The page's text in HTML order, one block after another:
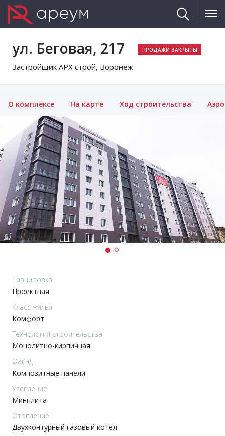
ул. Беговая, 217
Застройщик АРХ строй, Воронеж
О комплексе На карте Ход строительства
Планировка
Проектная
Класс жилья
Комфорт
Технология строительства
Монолитно-кирпичная
Фасад
Композитные панели
Утепление
Минплита
Отопление
Двухконтурный газовый котёл